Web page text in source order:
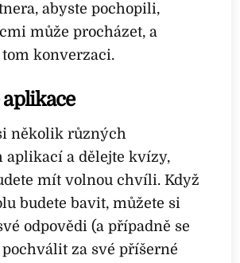
abyste pochopili,
může procházet, a
tom konverzaci.
několik různých
aplikací a dělejte kvízy,
mít volnou chvíli. Když
budete bavit, můžete si
odpovědi (a případně se
za své příšerné